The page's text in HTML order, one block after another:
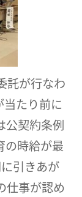
託が行なわ
たり前に
公契約条例
の時給が最
引きあが
仕事が認め